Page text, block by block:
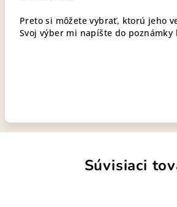
Preto si môžete vybrať, ktorú jeho
Svoj výber mi napíšte do poznámky
Súvisiaci